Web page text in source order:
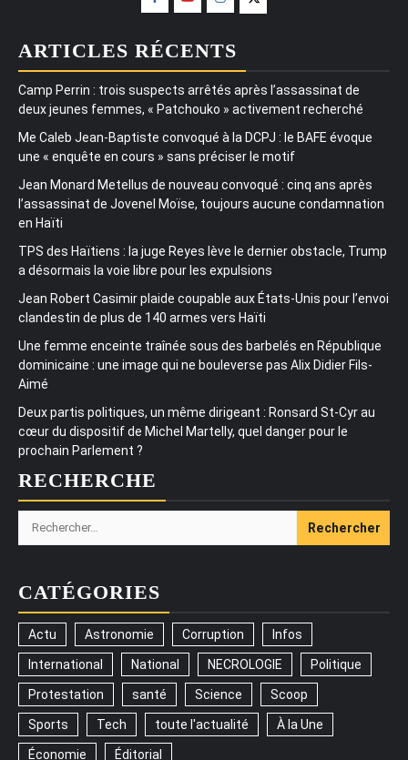
ARTICLES RÉCENTS
Camp Perrin : trois suspects arrêtés après l’assassinat de
deux jeunes femmes, « Patchouko » activement recherché
Me Caleb Jean-Baptiste convoqué à la DCPJ : le BAFE évoque
une « enquête en cours » sans préciser le motif
Jean Monard Metellus de nouveau convoqué : cinq ans après
l’assassinat de Jovenel Moïse, toujours aucune condamnation
en Haïti
TPS des Haïtiens : la juge Reyes lève le dernier obstacle, Trump
a désormais la voie libre pour les expulsions
Jean Robert Casimir plaide coupable aux États-Unis pour l’envoi
clandestin de plus de 140 armes vers Haïti
Une femme enceinte traînée sous des barbelés en République
dominicaine : une image qui ne bouleverse pas Alix Didier Fils-
Aimé
Deux partis politiques, un même dirigeant : Ronsard St-Cyr au
cœur du dispositif de Michel Martelly, quel danger pour le
prochain Parlement ?
RECHERCHE
Rechercher :
CATÉGORIES
Actu Astronomie Corruption Infos
International National NECROLOGIE Politique
Protestation santé Science Scoop
Sports Tech toute l'actualité À la Une
Économie Éditorial